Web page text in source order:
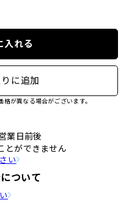
入れる
に追加
が異なる場合がございます。
業日前後
とができません
い
ついて